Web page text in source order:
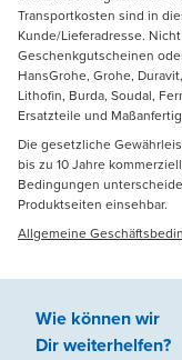
Transportkosten sind in
Kunde/Lieferadresse.
Geschenkgutscheinen
HansGrohe, Grohe,
Lithofin, Burda, Soudal,
Ersatzteile und
Die gesetzliche
bis zu 10 Jahre
Bedingungen
Produktseiten einsehbar.
Allgemeine
Wie können wir
Dir weiterhelfen?